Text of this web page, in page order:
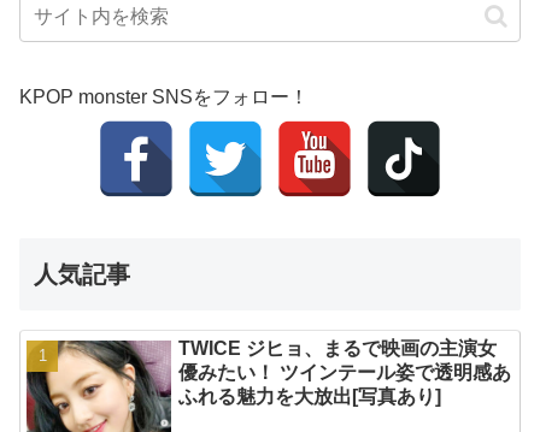
KPOP monster SNSをフォロー！
人気記事
TWICE ジヒョ、まるで映画の主演女
優みたい！ ツインテール姿で透明感あ
ふれる魅力を大放出[写真あり]